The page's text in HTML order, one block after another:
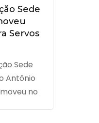
aqui,Sede
Servos
Sede
Antônio
no